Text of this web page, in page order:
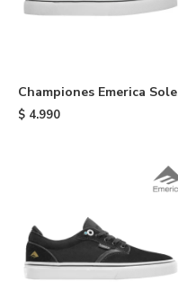
Championes Emerica Sole
Footwear - Grey
$ 4.990